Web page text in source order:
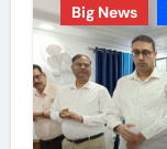
Big News